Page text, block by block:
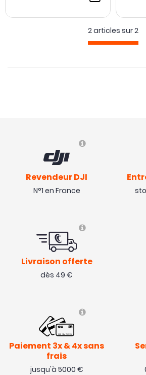
2 articles sur2
Revendeur DJI
N°1 en France
Livraison offerte
dès 49 €
Paiement 3x & 4x sans
frais
jusqu'à 5000 €